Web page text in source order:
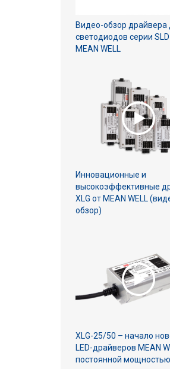
Видео-обзор драйвера
светодиодов серии
MEAN WELL
Инновационные и
высокоэффективные
XLG от MEAN WELL
обзор)
XLG-25/50 – начало
LED-драйверов MEAN
постоянной мощностью